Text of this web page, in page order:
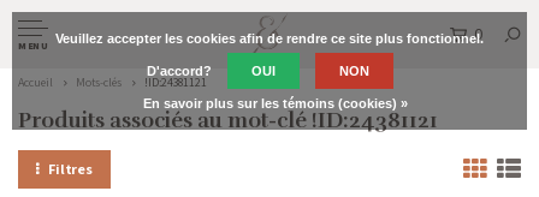
MENU
0
Accueil Mots-clés !ID:24381121
Produits associés au mot-clé !ID:24381121
Filtres
Veuillez accepter les cookies afin de rendre ce site plus fonctionnel.
D'accord? OUI NON
En savoir plus sur les témoins (cookies) »